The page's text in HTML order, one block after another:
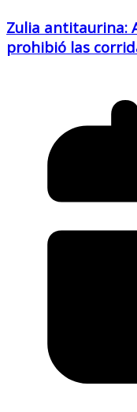
Zulia antitaurina:
prohibió las